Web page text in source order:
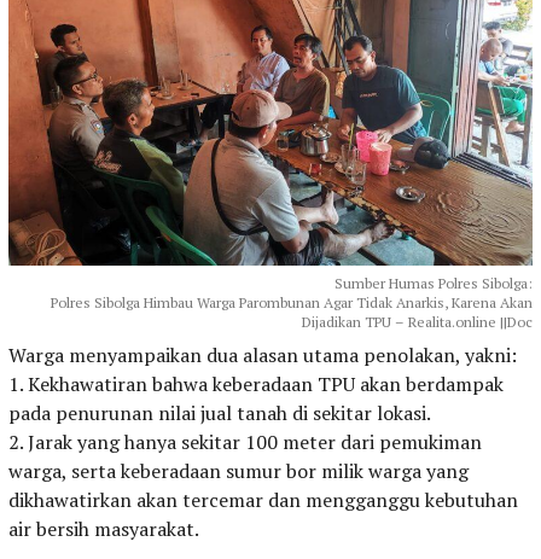
Sumber Humas Polres Sibolga:
Polres Sibolga Himbau Warga Parombunan Agar Tidak Anarkis, Karena Akan
Dijadikan TPU – Realita.online ||Doc
Warga menyampaikan dua alasan utama penolakan, yakni:
1. Kekhawatiran bahwa keberadaan TPU akan berdampak
pada penurunan nilai jual tanah di sekitar lokasi.
2. Jarak yang hanya sekitar 100 meter dari pemukiman
warga, serta keberadaan sumur bor milik warga yang
dikhawatirkan akan tercemar dan mengganggu kebutuhan
air bersih masyarakat.